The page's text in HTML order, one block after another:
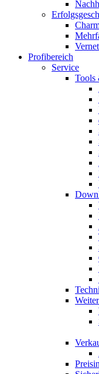
Profibereich
Service
Tools